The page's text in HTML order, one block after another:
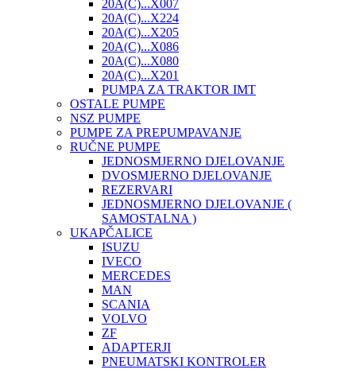
20A(C)...X007
20A(C)...X224
20A(C)...X205
20A(C)...X086
20A(C)...X080
20A(C)...X201
PUMPA ZA TRAKTOR IMT
OSTALE PUMPE
NSZ PUMPE
PUMPE ZA PREPUMPAVANJE
RUČNE PUMPE
JEDNOSMJERNO DJELOVANJE
DVOSMJERNO DJELOVANJE
REZERVARI
JEDNOSMJERNO DJELOVANJE (
SAMOSTALNA )
UKAPČALICE
ISUZU
IVECO
MERCEDES
MAN
SCANIA
VOLVO
ZF
ADAPTERJI
PNEUMATSKI KONTROLER